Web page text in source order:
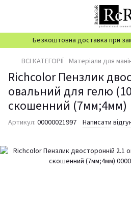
Безкоштовна доставка при
ВСІ КАТЕГОРІЇ Матеріали для
Richcolor Пензлик
овальний для гелю
скошенний (7мм;4мм)
Артикул: 00000021997 Написати